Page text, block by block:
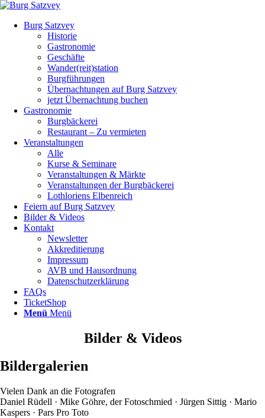
Burg Satzvey
Historie
Gastronomie
Geschäfte
Wander(reit)station
Burgführungen
Übernachtungen auf Burg Satzvey
jetzt Übernachtung buchen
Gastronomie
Burgbäckerei
Restaurant – Zu vermieten
Veranstaltungen
Alle
Kurse & Seminare
Veranstaltungen & Märkte
Veranstaltungen der Burgbäckerei
Lothloriens Elbenreich
Feiern auf Burg Satzvey
Bilder & Videos
Kontakt
Newsletter
Akkreditierung
Impressum
AVB und Hausordnung
Datenschutzerklärung
FAQs
TicketShop
Menü Menü
Bilder & Videos
Bildergalerien
Vielen Dank an die Fotografen
Daniel Rüdell · Mike Göhre, der Fotoschmied · Jürgen Sittig · Mario
Kaspers · Pars Pro Toto